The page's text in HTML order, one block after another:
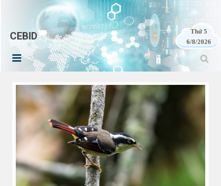
CEBID
Thứ 5
6/8/2026